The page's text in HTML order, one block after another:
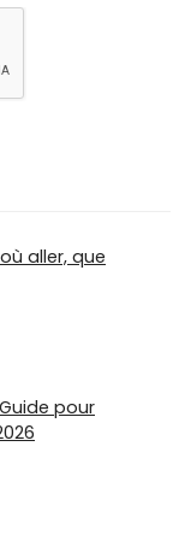
aller, que
pour